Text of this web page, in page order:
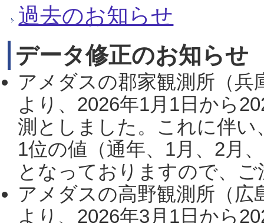
過去のお知らせ
データ修正のお知らせ
アメダスの郡家観測所（
より、2026年1月1日から
測としました。これに伴い
1位の値（通年、1月、2月
となっておりますので、
アメダスの高野観測所（
より、2026年3月1日から